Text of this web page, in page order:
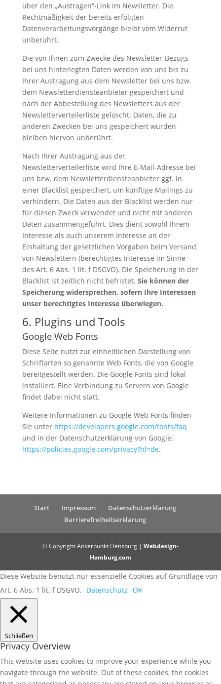
über den „Austragen“-Link im Newsletter. Die
Rechtmäßigkeit der bereits erfolgten
Datenverarbeitungsvorgänge bleibt vom Widerruf
unberührt.
Die von Ihnen zum Zwecke des Newsletter-Bezugs
bei uns hinterlegten Daten werden von uns bis zu
Ihrer Austragung aus dem Newsletter bei uns bzw.
dem Newsletterdiensteanbieter gespeichert und
nach der Abbestellung des Newsletters aus der
Newsletterverteilerliste gelöscht. Daten, die zu
anderen Zwecken bei uns gespeichert wurden
bleiben hiervon unberührt.
Nach Ihrer Austragung aus der
Newsletterverteilerliste wird Ihre E-Mail-Adresse bei
uns bzw. dem Newsletterdiensteanbieter ggf. in
einer Blacklist gespeichert, um künftige Mailings zu
verhindern. Die Daten aus der Blacklist werden nur
für diesen Zweck verwendet und nicht mit anderen
Daten zusammengeführt. Dies dient sowohl Ihrem
Interesse als auch unserem Interesse an der
Einhaltung der gesetzlichen Vorgaben beim Versand
von Newslettern (berechtigtes Interesse im Sinne
des Art. 6 Abs. 1 lit. f DSGVO). Die Speicherung in der
Blacklist ist zeitlich nicht befristet. Sie können der
Speicherung widersprechen, sofern Ihre Interessen
unser berechtigtes Interesse überwiegen.
6. Plugins und Tools
Google Web Fonts
Diese Seite nutzt zur einheitlichen Darstellung von
Schriftarten so genannte Web Fonts, die von Google
bereitgestellt werden. Die Google Fonts sind lokal
installiert. Eine Verbindung zu Servern von Google
findet dabei nicht statt.
Weitere Informationen zu Google Web Fonts finden
Sie unter https://developers.google.com/fonts/faq
und in der Datenschutzerklärung von Google:
https://policies.google.com/privacy?hl=de.
Start Impressum
Datenschutzerklärung
Barrierefreiheitserklärung
© Copyright Ankerpunkt Flensburg | Webdesign-
Hamburg.com
Diese Website benutzt nur essenzielle Cookies auf Grundlage von
Art. 6 Abs. 1 lit. f DSGVO. Datenschutz OK
Schließen
Privacy Overview
This website uses cookies to improve your experience while you
navigate through the website. Out of these cookies, the cookies